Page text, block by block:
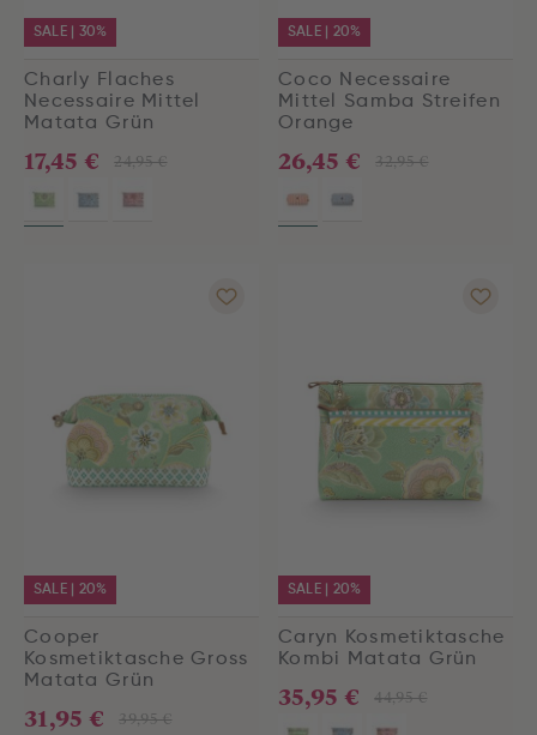
SALE | 30%
Charly Flaches
Necessaire Mittel
Matata Grün
24,95 €
17,45 €
SALE | 20%
Coco Necessaire
Mittel Samba Streifen
Orange
32,95 €
26,45 €
SALE | 20%
Cooper
Kosmetiktasche Gross
Matata Grün
39,95 €
31,95 €
SALE | 20%
Caryn Kosmetiktasche
Kombi Matata Grün
44,95 €
35,95 €